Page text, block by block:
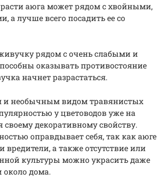
аюга может рядом с хвойными,
лучше всего посадить ее со
рядом с очень слабыми и
оказывать противостояние
начнет разрастаться.
и необычным видом травянистых
у цветоводов уже на
декоративному свойству.
оправдывает себя, так как аюге
а также отсутствие или
культуры можно украсить даже
дома.